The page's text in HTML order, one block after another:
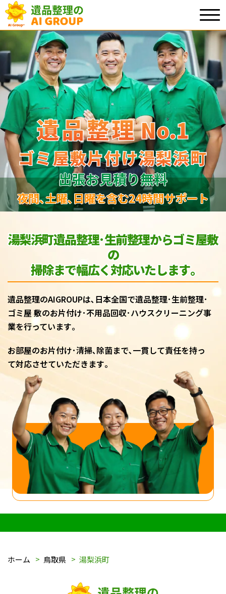
遺品整理No.1
ゴミ屋敷片付け湯梨浜町
遺品整理No.1
ゴミ屋敷片付け湯梨浜町
出張お見積り無料
夜間､土曜､日曜を含む24時間サポート
湯梨浜町遺品整理･生前整理からゴミ屋敷
の
掃除まで幅広く対応いたします｡
遺品整理のAIGROUPは､日本全国で遺品整理･生前整理･
ゴミ屋 敷のお片付け･不用品回収･ハウスクリーニング事
業を行っています｡
お部屋のお片付け･清掃､除菌まで､一貫して責任を持っ
て対応させていただきます｡
ホーム 鳥取県 湯梨浜町